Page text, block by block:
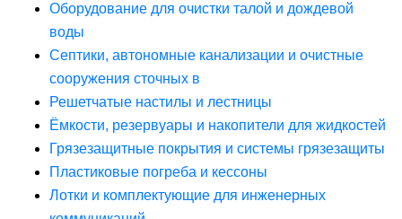
Оборудование для очистки талой и дождевой
воды
Септики, автономные канализации и очистные
сооружения сточных в
Решетчатые настилы и лестницы
Ёмкости, резервуары и накопители для жидкостей
Грязезащитные покрытия и системы грязезащиты
Пластиковые погреба и кессоны
Лотки и комплектующие для инженерных